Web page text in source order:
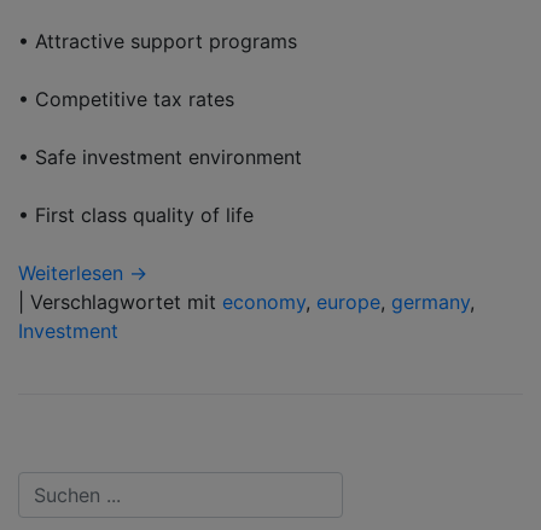
• Attractive support programs
• Competitive tax rates
• Safe investment environment
• First class quality of life
Weiterlesen →
Verschlagwortet mit economy, europe, germany,
Investment